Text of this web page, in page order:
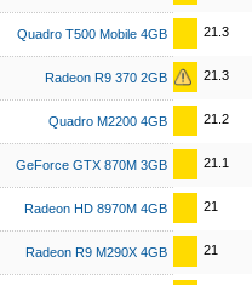
Quadro T500 Mobile 4GB 21.3
Radeon R9 370 2GB 21.3
Quadro M2200 4GB 21.2
GeForce GTX 870M 3GB 21.1
Radeon HD 8970M 4GB 21
Radeon R9 M290X 4GB 21